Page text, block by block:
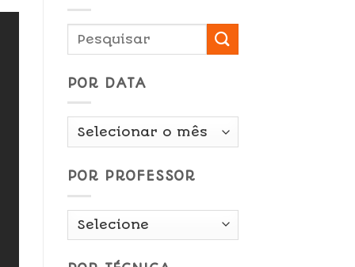
POR DATA
Por
POR PROFESSOR